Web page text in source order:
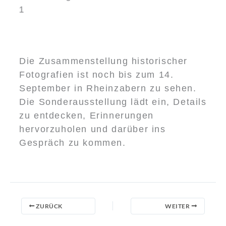
Die Zusammenstellung historischer
Fotografien ist noch bis zum 14.
September in Rheinzabern zu sehen.
Die Sonderausstellung lädt ein, Details
zu entdecken, Erinnerungen
hervorzuholen und darüber ins
Gespräch zu kommen.
ZURÜCK WEITER